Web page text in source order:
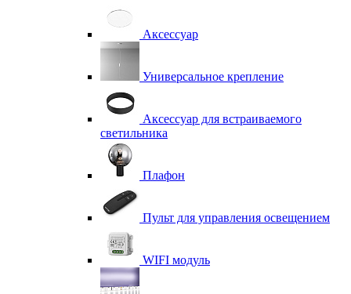
Аксессуар
Универсальное крепление
Аксессуар для встраиваемого
светильника
Плафон
Пульт для управления освещением
WIFI модуль